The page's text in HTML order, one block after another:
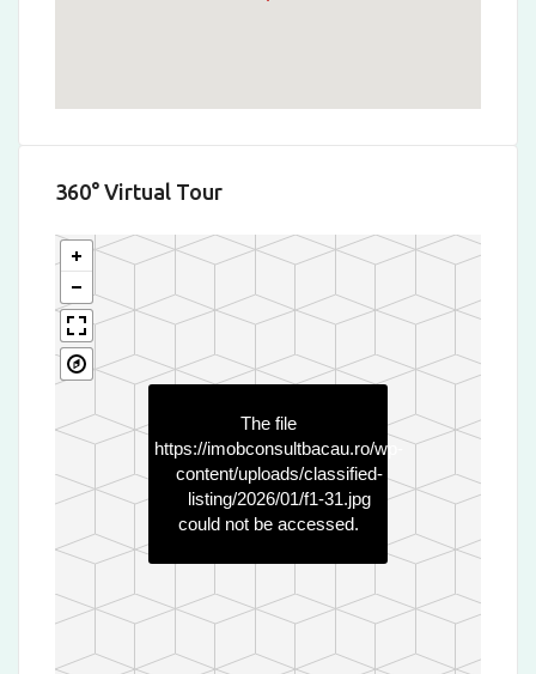
360° Virtual Tour
The file
https://imobconsultbacau.ro/wp-
content/uploads/classified-
listing/2026/01/f1-31.jpg
could not be accessed.